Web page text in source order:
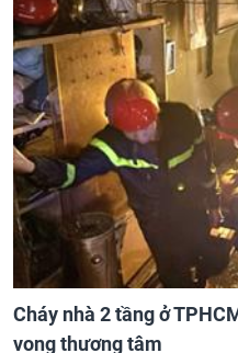
Cháy nhà 2 tầng ở
vong thương tâm